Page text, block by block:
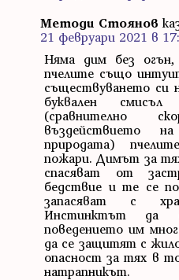
Методи Стоянов
21 февруари 2021 в
Няма дим без
пчелите също
съществуването си
буквален
(сравнително
въздействието
природата)
пожари. Димът за
спасяват от
бедствие и те се
запасяват с
Инстинктът да
поведението им
да се защитят с
опасност за тях в
натрапникът.